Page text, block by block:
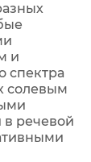
и
спектра
солевым
речевой